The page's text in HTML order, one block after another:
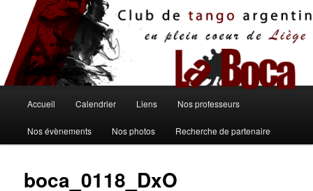
contenu
principal
principal
Accueil Calendrier Liens Nos professeurs
Nos évènements Nos photos Recherche de partenaire
boca_0118_DxO